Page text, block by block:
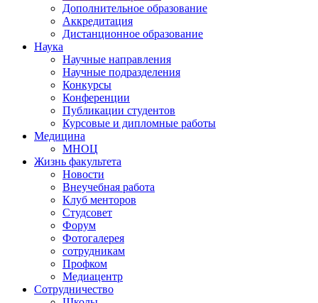
Дополнительное образование
Аккредитация
Дистанционное образование
Наука
Научные направления
Научные подразделения
Конкурсы
Конференции
Публикации студентов
Курсовые и дипломные работы
Медицина
МНОЦ
Жизнь факультета
Новости
Внеучебная работа
Клуб менторов
Студсовет
Форум
Фотогалерея
сотрудникам
Профком
Медиацентр
Сотрудничество